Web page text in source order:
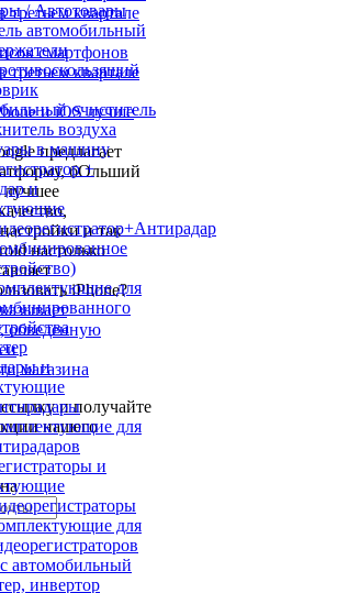
/ Автотовары
автомобильный
очиститель
воздуха
в машину
+
и
для
и
для
и
для
автомобильный
инвертор
смартфонов
квартале
и iOS лучше
предлагает
бОльший
лучшее
и так
настолько
iPhone?
обведенную
магазина
и получайте
нашего